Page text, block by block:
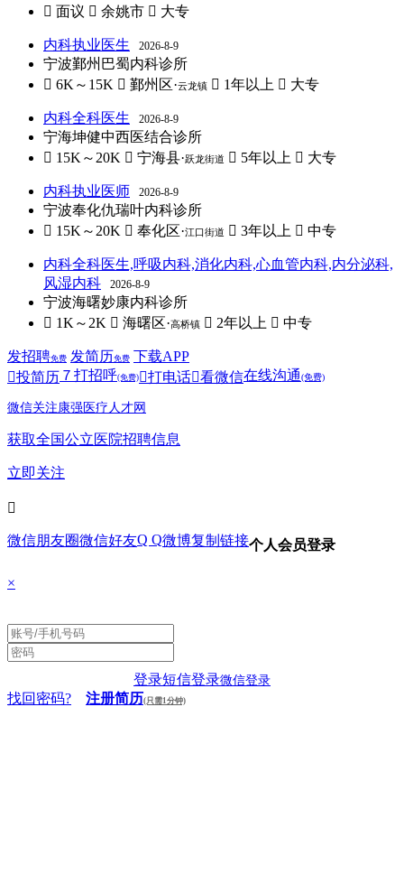
 面议  余姚市  大专
内科执业医生 2026-8-9
宁波鄞州巴蜀内科诊所
 6K～15K  鄞州区·云龙镇  1年以上  大专
内科全科医生 2026-8-9
宁海坤健中西医结合诊所
 15K～20K  宁海县·跃龙街道  5年以上  大专
内科执业医师 2026-8-9
宁波奉化仇瑞叶内科诊所
 15K～20K  奉化区·江口街道  3年以上  中专
内科全科医生,呼吸内科,消化内科,心血管内科,内分泌科,
风湿内科
2026-8-9
宁波海曙妙康内科诊所
 1K～2K  海曙区·高桥镇  2年以上  中专
发招聘免费 发简历免费 下载APP
投简历 ７ 打招呼(免费) 打电话看微信在线沟通(免费)
微信关注康强医疗人才网
获取全国公立医院招聘信息
立即关注

微信朋友圈微信好友Q Q微博复制链接个人会员登录
×
登录短信登录微信登录
找回密码? 注册简历(只需1分钟)